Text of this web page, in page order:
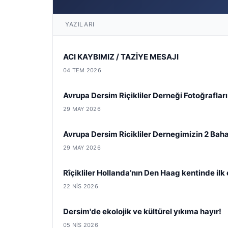
YAZILARI
ACI KAYBIMIZ / TAZİYE MESAJI
04 TEM 2026
Avrupa Dersim Riçikliler Derneği Fotoğrafları
29 MAY 2026
Avrupa Dersim Ricikliler Dernegimizin 2
29 MAY 2026
Rîçikliler Hollanda’nın Den Haag kentinde
22 NIS 2026
Dersim'de ekolojik ve kültürel yıkıma hayır!
05 NIS 2026